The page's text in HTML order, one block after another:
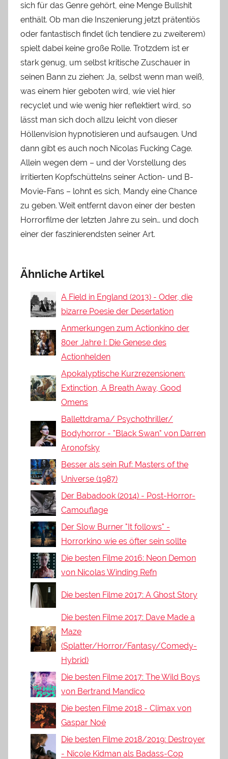
sich für das Genre gehört, eine Menge Bullshit
enthält. Ob man die Inszenierung jetzt prätentiös
oder fantastisch findet (ich tendiere zu zweiterem)
spielt dabei keine große Rolle. Trotzdem ist er
stark genug, um selbst kritische Zuschauer in
seinen Bann zu ziehen: Ja, selbst wenn man weiß,
was einem hier geboten wird, wie viel hier
recyclet und wie wenig hier reflektiert wird, so
lässt man sich doch allzu leicht von dieser
Höllenvision hypnotisieren und aufsaugen. Und
dann gibt es auch noch Nicolas Fucking Cage.
Allein wegen dem – und der Vorstellung des
irritierten Kopfschüttelns seiner Action- und B-
Movie-Fans – lohnt es sich, Mandy eine Chance
zu geben. Weit entfernt davon einer der besten
Horrorfilme der letzten Jahre zu sein… und doch
einer der faszinierendsten seiner Art.
Ähnliche Artikel
A Field in England (2013) - Oder, die
bizarre Poesie der Desertation
Anmerkungen zum Actionkino der
80er Jahre I: Die Genese des
Actionhelden
Apokalyptische Kurzrezensionen:
Extinction, A Breath Away, Good
Omens
Ballettdrama/ Psychothriller/
Bodyhorror - "Black Swan" von Darren
Aronofsky
Besser als sein Ruf: Masters of the
Universe (1987)
Der Babadook (2014) - Post-Horror-
Camouflage
Der Slow Burner "It follows" -
Horrorkino wie es öfter sein sollte
Die besten Filme 2016: Neon Demon
von Nicolas Winding Refn
Die besten Filme 2017: A Ghost Story
Die besten Filme 2017: Dave Made a
Maze
(Splatter/Horror/Fantasy/Comedy-
Hybrid)
Die besten Filme 2017: The Wild Boys
von Bertrand Mandico
Die besten Filme 2018 - Climax von
Gaspar Noé
Die besten Filme 2018/2019: Destroyer
- Nicole Kidman als Badass-Cop